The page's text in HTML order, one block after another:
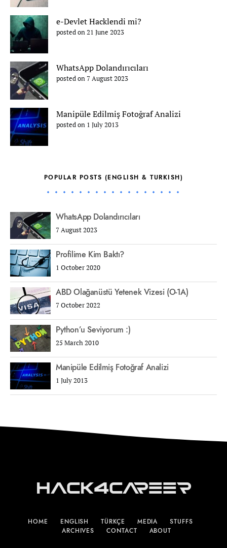
e-Devlet Hacklendi mi?
posted on 21 June 2023
WhatsApp Dolandırıcıları
posted on 7 August 2023
Manipüle Edilmiş Fotoğraf Analizi
posted on 1 July 2013
POPULAR POSTS (ENGLISH & TURKISH)
WhatsApp Dolandırıcıları
7 August 2023
Profilime Kim Baktı?
1 October 2020
ABD Olağanüstü Yetenek Vizesi (O-1A)
7 October 2022
Python’u Seviyorum :)
25 March 2010
Manipüle Edilmiş Fotoğraf Analizi
1 July 2013
Hack4Career
HOME ENGLISH TÜRKÇE MEDIA
STUFFS
ARCHIVES
CONTACT ABOUT